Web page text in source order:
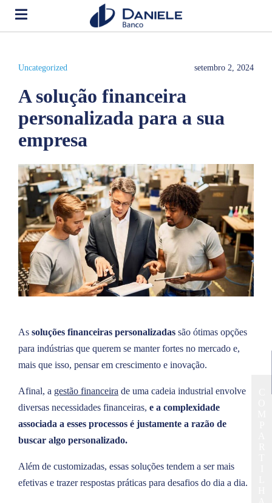
Uncategorized setembro 2, 2024
A solução financeira
personalizada para a sua
empresa
As soluções financeiras personalizadas são ótimas opções
para indústrias que querem se manter fortes no mercado e,
mais que isso, pensar em crescimento e inovação.
Afinal, a gestão financeira de uma cadeia industrial envolve
diversas necessidades financeiras, e a complexidade
associada a esses processos é justamente a razão de
buscar algo personalizado.
Além de customizadas, essas soluções tendem a ser mais
efetivas e trazer respostas práticas para desafios do dia a dia.